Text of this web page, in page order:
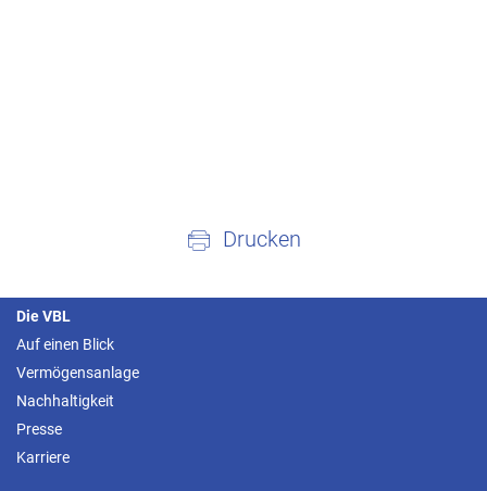
Drucken
Die VBL
Auf einen Blick
Vermögensanlage
Nachhaltigkeit
Presse
Karriere